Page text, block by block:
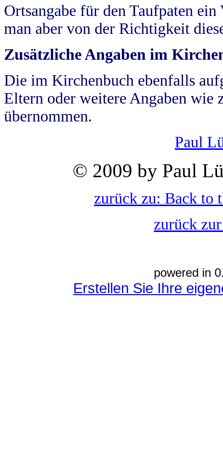
Ortsangabe für den Taufpaten
man aber von der Richtigkeit
Zusätzliche Angaben im
Die im Kirchenbuch ebenfalls
Eltern oder weitere Angaben wie
übernommen.
Paul
© 2009 by Paul
zurück zu: Back to
zurück
powered in
Erstellen Sie Ihre